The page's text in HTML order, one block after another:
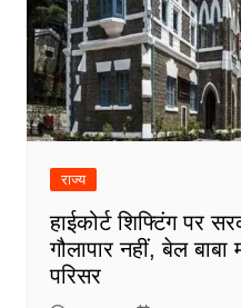
राज्य
हाईकोर्ट शिफ्टिंग पर
गौलापार नहीं, बेल
परिसर